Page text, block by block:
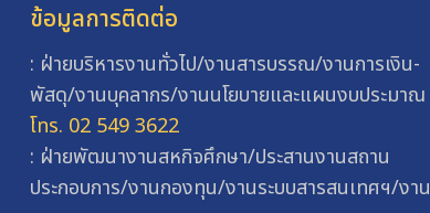
ข้อมูลการติดต่อ
: ฝ่ายบริหารงานทั่วไป/งานสารบรรณ/งานการเงิน-
พัสดุ/งานบุคลากร/งานนโยบายและแผนงบประมาณ
โทร. 02 549 3622
: ฝ่ายพัฒนางานสหกิจศึกษา/ประสานงานสถาน
ประกอบการ/งานกองทุน/งานระบบสารสนเทศฯ/งาน